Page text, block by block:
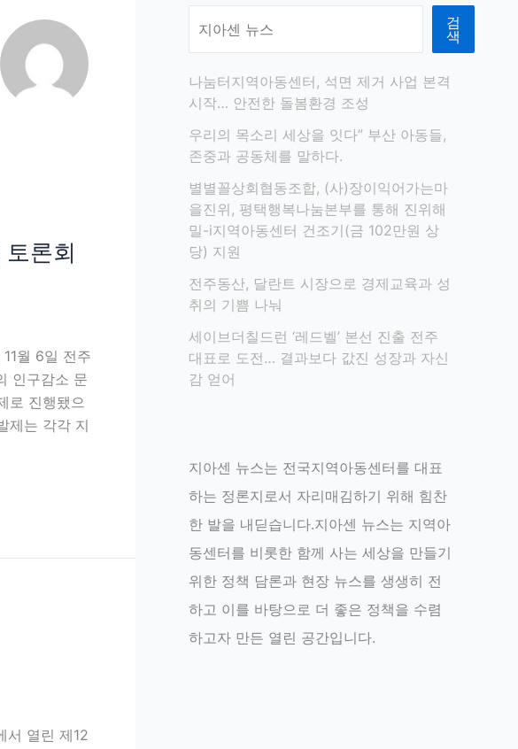
론회
월 6일 전주
인구감소 문
로 진행됐으
제는 각각 지
서 열린 제12
검
색
나눔터지역아동센터, 석면 제거 사업 본격
시작… 안전한 돌봄환경 조성
우리의 목소리 세상을 잇다” 부산 아동들,
존중과 공동체를 말하다.
별별꼴상회협동조합, (사)장이익어가는마
을진위, 평택행복나눔본부를 통해 진위해
밀-i지역아동센터 건조기(금 102만원 상
당) 지원
전주동산, 달란트 시장으로 경제교육과 성
취의 기쁨 나눠
세이브더칠드런 ‘레드벨’ 본선 진출 전주
대표로 도전… 결과보다 값진 성장과 자신
감 얻어
지아센 뉴스는 전국지역아동센터를 대표
하는 정론지로서 자리매김하기 위해 힘찬
한 발을 내딛습니다.지아센 뉴스는 지역아
동센터를 비롯한 함께 사는 세상을 만들기
위한 정책 담론과 현장 뉴스를 생생히 전
하고 이를 바탕으로 더 좋은 정책을 수렴
하고자 만든 열린 공간입니다.